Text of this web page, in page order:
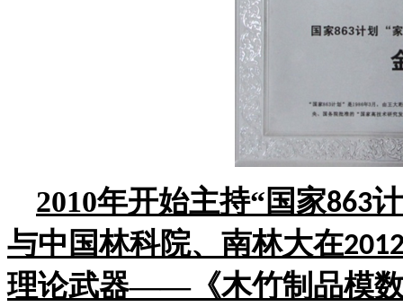
2010年开始主持“国家863
与中国林科院、南林大在
理论武器——《木竹制品模